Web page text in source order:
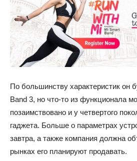
По большинству характеристик он
Band 3, но что-то из функционала
позаимствовано и у четвертого
гаджета. Больше о параметрах
завтра, а также компания должна
рынках его планируют продавать.